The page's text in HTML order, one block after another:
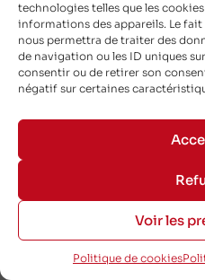
technologies telles que les
informations des appareils. Le
nous permettra de traiter des
de navigation ou les ID uniques
consentir ou de retirer son
négatif sur certaines
Voir les
Politique de cookies
DNP TR6080 High
Noir 110×300 mm –
DNP-17292072